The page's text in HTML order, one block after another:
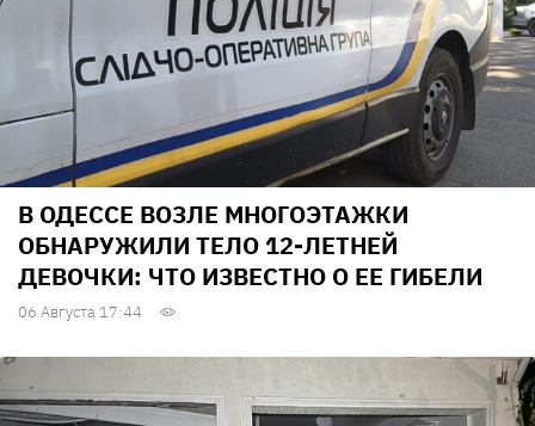
В ОДЕССЕ ВОЗЛЕ МНОГОЭТАЖКИ
ОБНАРУЖИЛИ ТЕЛО 12-ЛЕТНЕЙ
ДЕВОЧКИ: ЧТО ИЗВЕСТНО О ЕЕ ГИБЕЛИ
06 Августа 17:44